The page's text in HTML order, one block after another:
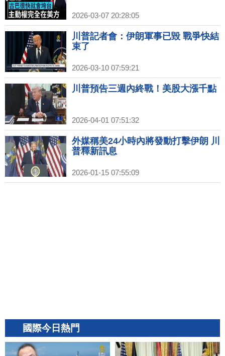
2026-03-07 20:28:05
川普記者會：伊朗軍事已毀 戰爭快結
束了
2026-03-10 07:59:21
川普預告三週內終戰！美股大漲千點
2026-04-01 07:51:32
外媒稱美24小時內將發動打擊伊朗 川
普釋新訊息
2026-01-15 07:55:09
國際今日熱門